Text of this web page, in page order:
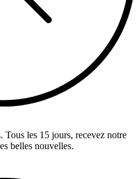
Tous les 15 jours, recevez notre
belles nouvelles.